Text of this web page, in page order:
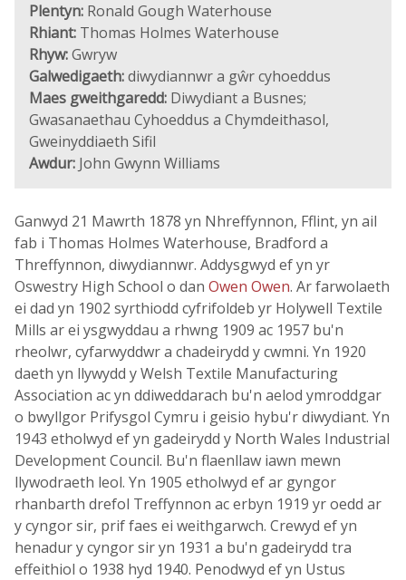
Plentyn: Ronald Gough Waterhouse
Rhiant: Thomas Holmes Waterhouse
Rhyw:Gwryw
Galwedigaeth:diwydiannwr a gŵr cyhoeddus
Maes gweithgaredd: Diwydiant a Busnes;
Gwasanaethau Cyhoeddus a Chymdeithasol,
Gweinyddiaeth Sifil
Awdur: John Gwynn Williams
Ganwyd 21 Mawrth 1878 yn Nhreffynnon, Fflint, yn ail
fab i Thomas Holmes Waterhouse, Bradford a
Threffynnon, diwydiannwr. Addysgwyd ef yn yr
Oswestry High School o dan Owen Owen. Ar farwolaeth
ei dad yn 1902 syrthiodd cyfrifoldeb yr Holywell Textile
Mills ar ei ysgwyddau a rhwng 1909 ac 1957 bu'n
rheolwr, cyfarwyddwr a chadeirydd y cwmni. Yn 1920
daeth yn llywydd y Welsh Textile Manufacturing
Association ac yn ddiweddarach bu'n aelod ymroddgar
o bwyllgor Prifysgol Cymru i geisio hybu'r diwydiant. Yn
1943 etholwyd ef yn gadeirydd y North Wales Industrial
Development Council. Bu'n flaenllaw iawn mewn
llywodraeth leol. Yn 1905 etholwyd ef ar gyngor
rhanbarth drefol Treffynnon ac erbyn 1919 yr oedd ar
y cyngor sir, prif faes ei weithgarwch. Crewyd ef yn
henadur y cyngor sir yn 1931 a bu'n gadeirydd tra
effeithiol o 1938 hyd 1940. Penodwyd ef yn Ustus